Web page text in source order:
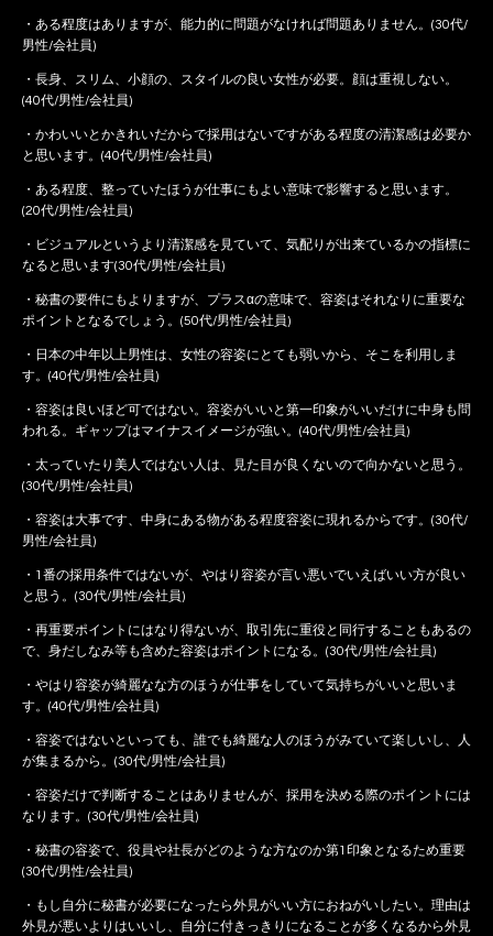
・ある程度はありますが、能力的に問題がなければ問題ありません。(30代/
男性/会社員)
・長身、スリム、小顔の、スタイルの良い女性が必要。顔は重視しない。
(40代/男性/会社員)
・かわいいとかきれいだからで採用はないですがある程度の清潔感は必要か
と思います。(40代/男性/会社員)
・ある程度、整っていたほうが仕事にもよい意味で影響すると思います。
(20代/男性/会社員)
・ビジュアルというより清潔感を見ていて、気配りが出来ているかの指標に
なると思います(30代/男性/会社員)
・秘書の要件にもよりますが、プラスαの意味で、容姿はそれなりに重要な
ポイントとなるでしょう。(50代/男性/会社員)
・日本の中年以上男性は、女性の容姿にとても弱いから、そこを利用しま
す。(40代/男性/会社員)
・容姿は良いほど可ではない。容姿がいいと第一印象がいいだけに中身も問
われる。ギャップはマイナスイメージが強い。(40代/男性/会社員)
・太っていたり美人ではない人は、見た目が良くないので向かないと思う。
(30代/男性/会社員)
・容姿は大事です、中身にある物がある程度容姿に現れるからです。(30代/
男性/会社員)
・1番の採用条件ではないが、やはり容姿が言い悪いでいえばいい方が良い
と思う。(30代/男性/会社員)
・再重要ポイントにはなり得ないが、取引先に重役と同行することもあるの
で、身だしなみ等も含めた容姿はポイントになる。(30代/男性/会社員)
・やはり容姿が綺麗なな方のほうが仕事をしていて気持ちがいいと思いま
す。(40代/男性/会社員)
・容姿ではないといっても、誰でも綺麗な人のほうがみていて楽しいし、人
が集まるから。(30代/男性/会社員)
・容姿だけで判断することはありませんが、採用を決める際のポイントには
なります。(30代/男性/会社員)
・秘書の容姿で、役員や社長がどのような方なのか第1印象となるため重要
(30代/男性/会社員)
・もし自分に秘書が必要になったら外見がいい方におねがいしたい。理由は
外見が悪いよりはいいし、自分に付きっきりになることが多くなるから外見